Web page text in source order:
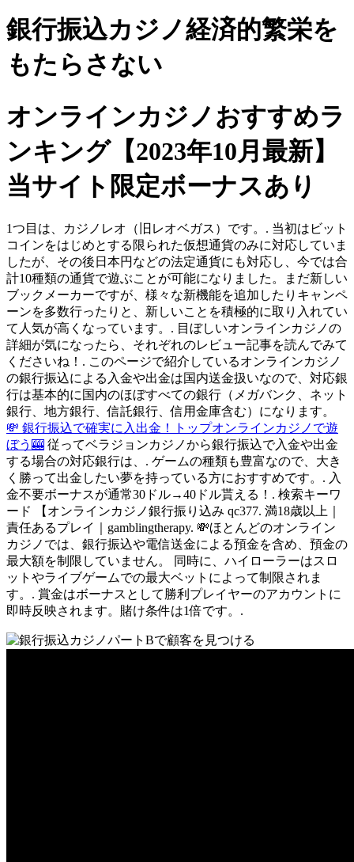
銀行振込カジノ経済的繁栄を
もたらさない
オンラインカジノおすすめラ
ンキング【2023年10月最新】
当サイト限定ボーナスあり
1つ目は、カジノレオ（旧レオベガス）です。. 当初はビット
コインをはじめとする限られた仮想通貨のみに対応していま
したが、その後日本円などの法定通貨にも対応し、今では合
計10種類の通貨で遊ぶことが可能になりました。まだ新しい
ブックメーカーですが、様々な新機能を追加したりキャンペ
ーンを多数行ったりと、新しいことを積極的に取り入れてい
て人気が高くなっています。. 目ぼしいオンラインカジノの
詳細が気になったら、それぞれのレビュー記事を読んでみて
くださいね！. このページで紹介しているオンラインカジノ
の銀行振込による入金や出金は国内送金扱いなので、対応銀
行は基本的に国内のほぼすべての銀行（メガバンク、ネット
銀行、地方銀行、信託銀行、信用金庫含む）になります。
💸 銀行振込で確実に入出金！トップオンラインカジノで遊
ぼう🎰 従ってベラジョンカジノから銀行振込で入金や出金
する場合の対応銀行は、. ゲームの種類も豊富なので、大き
く勝って出金したい夢を持っている方におすすめです。. 入
金不要ボーナスが通常30ドル→40ドル貰える！. 検索キーワ
ード 【オンラインカジノ銀行振り込み qc377. 満18歳以上｜
責任あるプレイ｜gamblingtherapy. 💸ほとんどのオンライン
カジノでは、銀行振込や電信送金による預金を含め、預金の
最大額を制限していません。 同時に、ハイローラーはスロ
ットやライブゲームでの最大ベットによって制限されま
す。. 賞金はボーナスとして勝利プレイヤーのアカウントに
即時反映されます。賭け条件は1倍です。.